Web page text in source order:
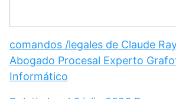
comandos /legales de Claude
Abogado Procesal Experto
Informático